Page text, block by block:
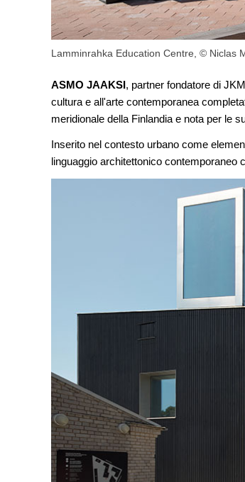
Lamminrahka Education Centre, © Niclas
ASMO JAAKSI, partner fondatore di
cultura e all'arte contemporanea
meridionale della Finlandia e nota per le
Inserito nel contesto urbano come
linguaggio architettonico contemporaneo